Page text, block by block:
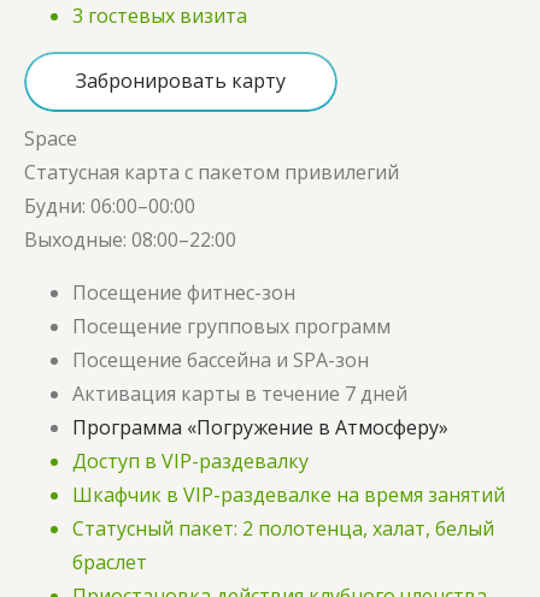
3 гостевых визита
Забронировать карту
Space
Статусная карта с пакетом привилегий
Будни: 06:00–00:00
Выходные: 08:00–22:00
Посещение фитнес-зон
Посещение групповых программ
Посещение бассейна и SPA-зон
Активация карты в течение 7 дней
Программа «Погружение в Атмосферу»
Доступ в VIP-раздевалку
Шкафчик в VIP-раздевалке на время занятий
Статусный пакет: 2 полотенца, халат, белый
браслет